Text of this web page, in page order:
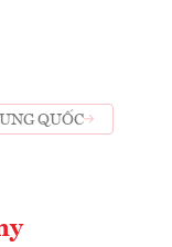
QUỐC